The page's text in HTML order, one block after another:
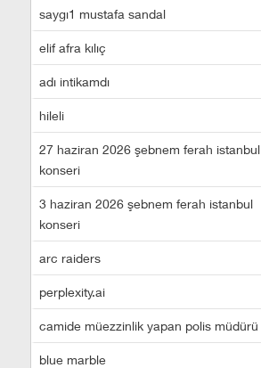
saygı1 mustafa sandal
elif afra kılıç
adı intikamdı
hileli
27 haziran 2026 şebnem ferah istanbul
konseri
3 haziran 2026 şebnem ferah istanbul
konseri
arc raiders
perplexity.ai
camide müezzinlik yapan polis müdürü
blue marble